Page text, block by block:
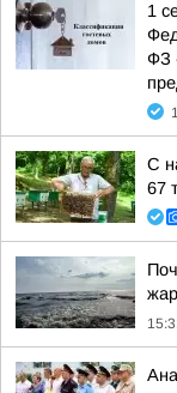
1
ФЗ
С
67